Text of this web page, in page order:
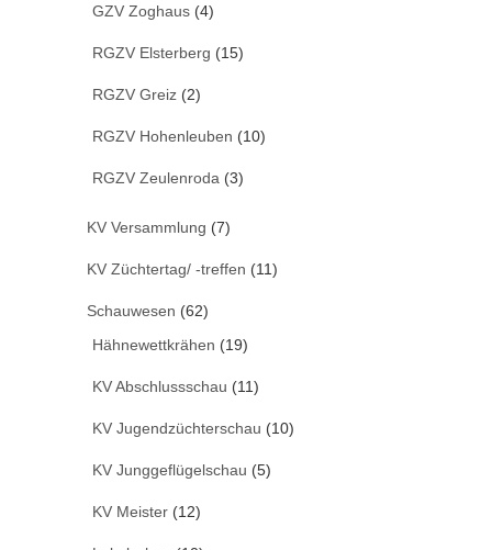
GZV Zoghaus (4)
RGZV Elsterberg (15)
RGZV Greiz (2)
RGZV Hohenleuben (10)
RGZV Zeulenroda (3)
KV Versammlung (7)
KV Züchtertag/ -treffen (11)
Schauwesen (62)
Hähnewettkrähen (19)
KV Abschlussschau (11)
KV Jugendzüchterschau (10)
KV Junggeflügelschau (5)
KV Meister (12)